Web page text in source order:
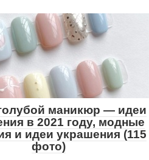
маникюр — идеи
в 2021 году, модные
и идеи украшения (115
фото)